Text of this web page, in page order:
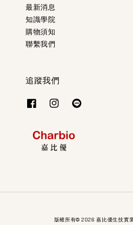
最新消息
知識學院
購物須知
聯繫我們
追蹤我們
版權所有© 2026 嘉比優生技實